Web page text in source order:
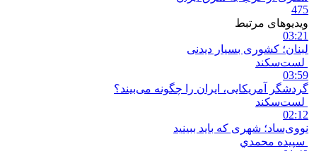
475
ویدیوهای مرتبط
03:21
لبنان؛ کشوری بسیار دیدنی
لست‌سکند
03:59
گردشگر آمریکایی، ایران را چگونه می‌بیند؟
لست‌سکند
02:12
نووی‌ساد؛ شهری که باید ببینید
سپيده محمدي